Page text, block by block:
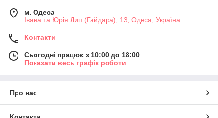
м. Одеса
Івана та Юрія Лип (Гайдара), 13, Одеса, Україна
Контакти
Сьогодні працює з 10:00 до 18:00
Показати весь графік роботи
Про нас
Контакти